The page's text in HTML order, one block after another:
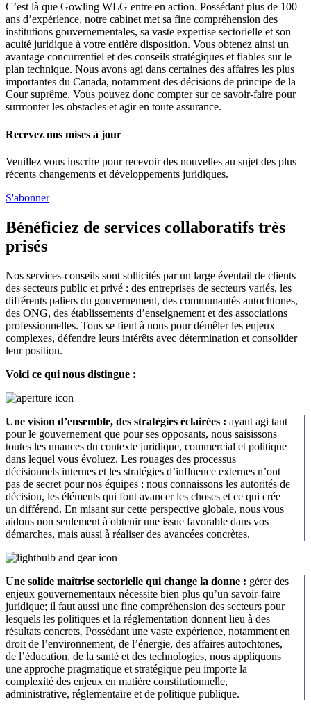
C’est là que Gowling WLG entre en action. Possédant plus de 100
ans d’expérience, notre cabinet met sa fine compréhension des
institutions gouvernementales, sa vaste expertise sectorielle et son
acuité juridique à votre entière disposition. Vous obtenez ainsi un
avantage concurrentiel et des conseils stratégiques et fiables sur le
plan technique. Nous avons agi dans certaines des affaires les plus
importantes du Canada, notamment des décisions de principe de la
Cour suprême. Vous pouvez donc compter sur ce savoir-faire pour
surmonter les obstacles et agir en toute assurance.
Recevez nos mises à jour
Veuillez vous inscrire pour recevoir des nouvelles au sujet des plus
récents changements et développements juridiques.
S'abonner
Bénéficiez de services collaboratifs très
prisés
Nos services-conseils sont sollicités par un large éventail de clients
des secteurs public et privé : des entreprises de secteurs variés, les
différents paliers du gouvernement, des communautés autochtones,
des ONG, des établissements d’enseignement et des associations
professionnelles. Tous se fient à nous pour démêler les enjeux
complexes, défendre leurs intérêts avec détermination et consolider
leur position.
Voici ce qui nous distingue :
Une vision d’ensemble, des stratégies éclairées : ayant agi tant
pour le gouvernement que pour ses opposants, nous saisissons
toutes les nuances du contexte juridique, commercial et politique
dans lequel vous évoluez. Les rouages des processus
décisionnels internes et les stratégies d’influence externes n’ont
pas de secret pour nos équipes : nous connaissons les autorités de
décision, les éléments qui font avancer les choses et ce qui crée
un différend. En misant sur cette perspective globale, nous vous
aidons non seulement à obtenir une issue favorable dans vos
démarches, mais aussi à réaliser des avancées concrètes.
Une solide maîtrise sectorielle qui change la donne : gérer des
enjeux gouvernementaux nécessite bien plus qu’un savoir-faire
juridique; il faut aussi une fine compréhension des secteurs pour
lesquels les politiques et la réglementation donnent lieu à des
résultats concrets. Possédant une vaste expérience, notamment en
droit de l’environnement, de l’énergie, des affaires autochtones,
de l’éducation, de la santé et des technologies, nous appliquons
une approche pragmatique et stratégique peu importe la
complexité des enjeux en matière constitutionnelle,
administrative, réglementaire et de politique publique.